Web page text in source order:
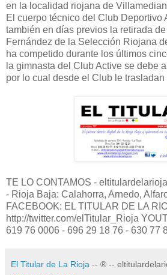
en la localidad riojana de
El cuerpo técnico del Club Deportivo
también en días previos la retirada
Fernández de la Selección Riojana
ha competido durante los últimos
la gimnasta del Club Active se debe
por lo cual desde el Club le
TE LO CONTAMOS -
- Rioja Baja: Calahorra, Arnedo,
FACEBOOK: EL TITULAR DE LA
http://twitter.com/elTitular_Rioja
619 76 0006 - 696 29 18 76 - 630 77
El Titular de La Rioja -- ® --